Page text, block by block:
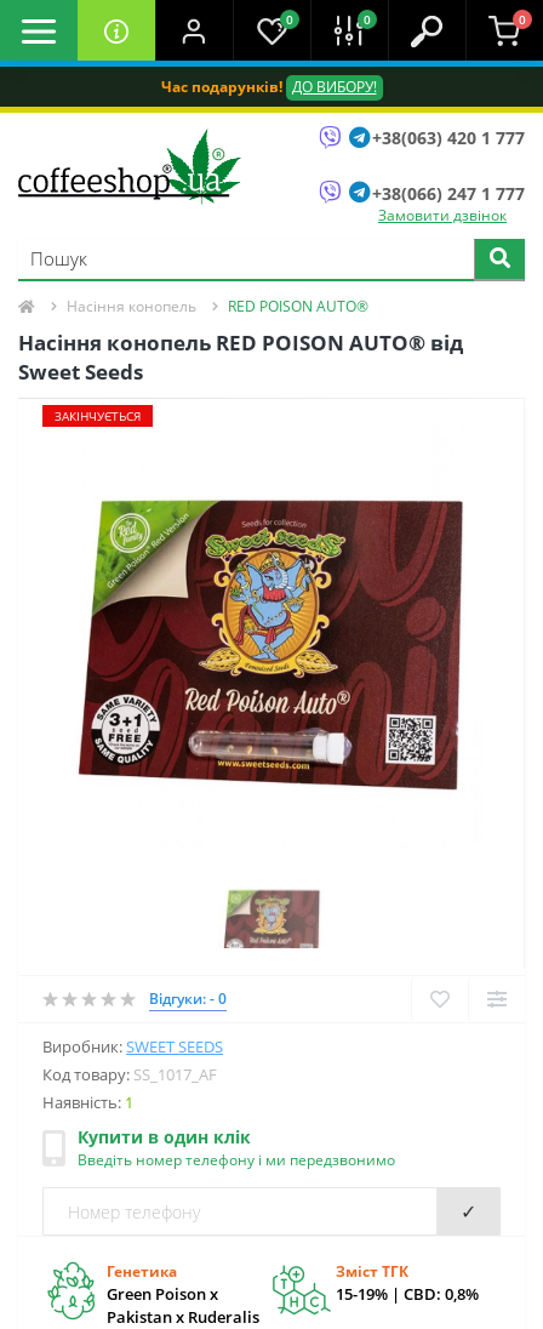
Час подарунків! ДО ВИБОРУ!
0 0 0
+38(063) 420 1 777
+38(066) 247 1 777
Замовити дзвінок
Насіння конопель RED POISON AUTO®
Насіння конопель RED POISON AUTO® від
Sweet Seeds
ЗАКІНЧУЄТЬСЯ
Відгуки: - 0
Виробник:SWEET SEEDS
Код товару: SS_1017_AF
Наявність: 1
Купити в один клік
Введіть номер телефону і ми передзвонимо
✓
Генетика
Green Poison х
Pakistan x Ruderalis
Зміст ТГК
15-19% | CBD: 0,8%